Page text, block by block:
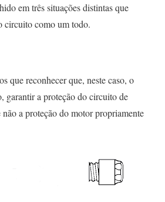
em três situações distintas que
circuito como um todo.
que reconhecer que, neste caso, o
garantir a proteção do circuito de
a proteção do motor propriamente